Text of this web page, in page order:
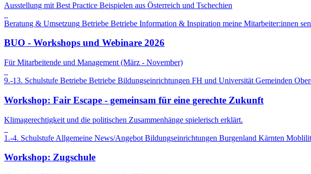
Ausstellung mit Best Practice Beispielen aus Österreich und Tschechien
Beratung & Umsetzung Betriebe Betriebe Information & Inspiration meine Mitarbeiter:innen
BUO - Workshops und Webinare 2026
Für Mitarbeitende und Management (März - November)
9.-13. Schulstufe Betriebe Betriebe Bildungseinrichtungen FH und Universität Gemeinden
Workshop: Fair Escape - gemeinsam für eine gerechte Zukunft
Klimagerechtigkeit und die politischen Zusammenhänge spielerisch erklärt.
1.-4. Schulstufe Allgemeine News/Angebot Bildungseinrichtungen Burgenland Kärnten
Workshop: Zugschule